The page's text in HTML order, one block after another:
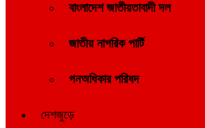
বাংলাদেশ জাতীয়তাবাদী দল
জাতীয় নাগরিক পার্টি
গনঅধিকার পরিষদ
দেশজুড়ে